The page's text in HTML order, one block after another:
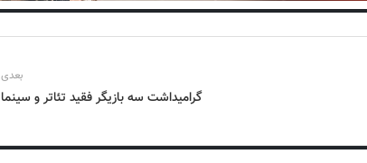
بعدی
گرامیداشت سه بازیگر فقید تئاتر و سینما